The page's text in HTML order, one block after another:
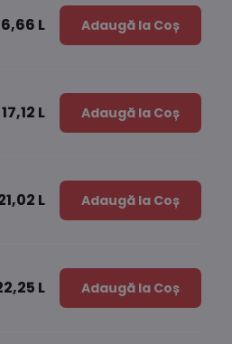
L Adaugă la Coș
17,12 L Adaugă la Coș
L Adaugă la Coș
L Adaugă la Coș